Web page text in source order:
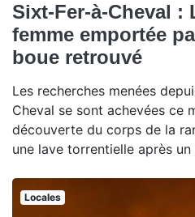
Sixt-Fer-à-Cheval :
femme emportée
boue retrouvé
Les recherches menées
Cheval se sont achevées ce
découverte du corps de la
une lave torrentielle après
Locales